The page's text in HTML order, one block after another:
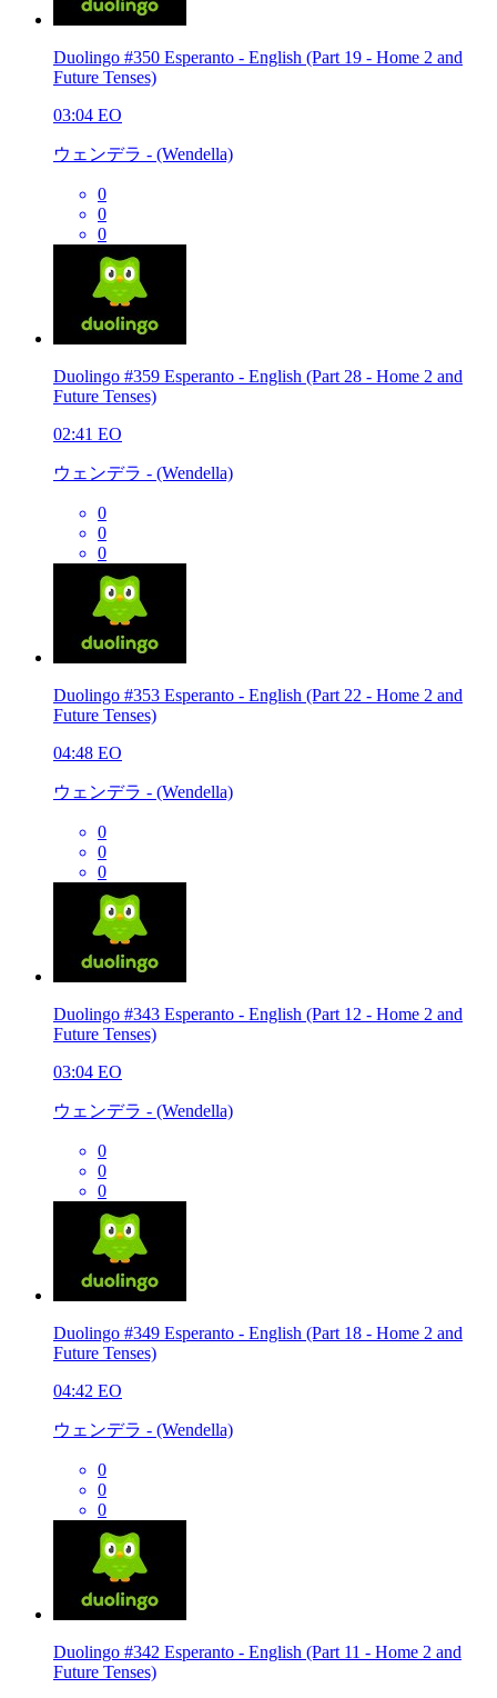
Duolingo #350 Esperanto - English (Part 19 - Home 2 and
Future Tenses)
03:04 EO
ウェンデラ - (Wendella)
0
0
0
Duolingo #359 Esperanto - English (Part 28 - Home 2 and
Future Tenses)
02:41 EO
ウェンデラ - (Wendella)
0
0
0
Duolingo #353 Esperanto - English (Part 22 - Home 2 and
Future Tenses)
04:48 EO
ウェンデラ - (Wendella)
0
0
0
Duolingo #343 Esperanto - English (Part 12 - Home 2 and
Future Tenses)
03:04 EO
ウェンデラ - (Wendella)
0
0
0
Duolingo #349 Esperanto - English (Part 18 - Home 2 and
Future Tenses)
04:42 EO
ウェンデラ - (Wendella)
0
0
0
Duolingo #342 Esperanto - English (Part 11 - Home 2 and
Future Tenses)